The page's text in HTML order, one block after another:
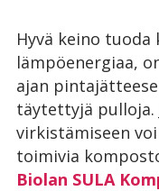
Hyvä keino
lämpöenergiaa,
ajan
täytettyjä pulloja.
virkistämiseen
toimivia
Biolan SULA